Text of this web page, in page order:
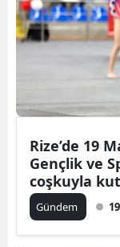
Rize’de 19
Gençlik ve
coşkuyla
Gündem